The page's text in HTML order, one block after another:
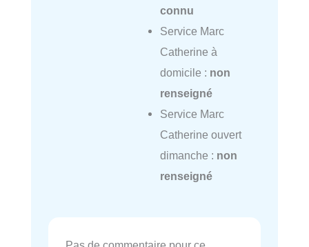
connu
Service Marc
Catherine à
domicile : non
renseigné
Service Marc
Catherine ouvert
dimanche : non
renseigné